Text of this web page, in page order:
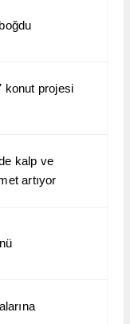
konut projesi
kalp ve
artıyor